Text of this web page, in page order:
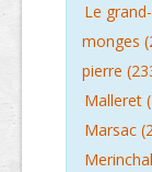
Le
monges
pierre
Malleret
Marsac